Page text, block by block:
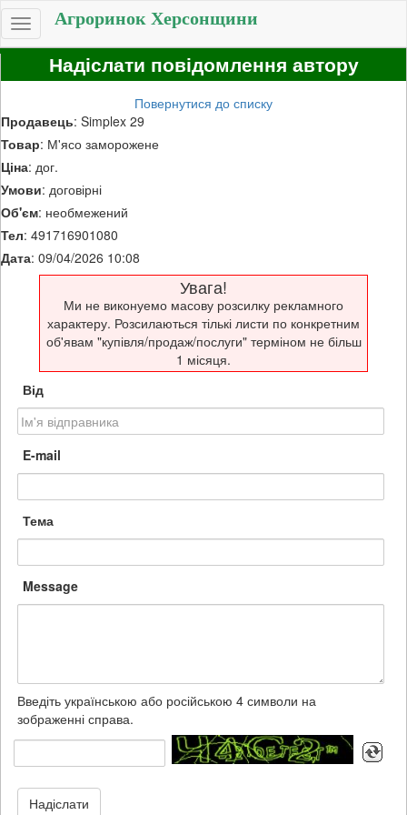
Toggle
navigation
Агроринок Херсонщини
Надіслати повідомлення автору
Повернутися до списку
Продавець: Simplex 29
Товар: М'ясо заморожене
Ціна: дог.
Умови: договірні
Об'єм: необмежений
Тел: 491716901080
Дата: 09/04/2026 10:08
Увага!
Ми не виконуемо масову розсилку рекламного
характеру. Розсилаються тількі листи по конкретним
об'явам "купівля/продаж/послуги" терміном не більш
1 місяця.
Від
E-mail
Тема
Message
Введіть українською або російською 4 символи на
зображенні справа.
Надіслати